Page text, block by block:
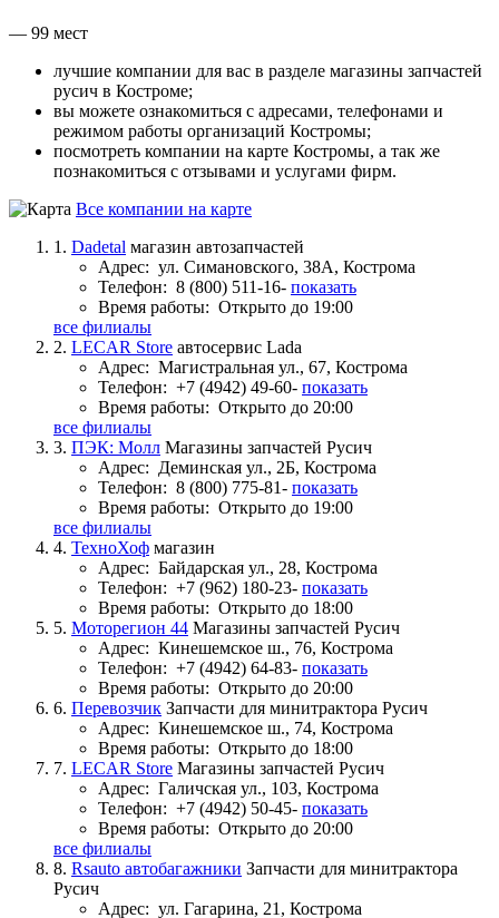
— 99 мест
лучшие компании для вас в разделе магазины запчастей
русич в Костроме;
вы можете ознакомиться с адресами, телефонами и
режимом работы организаций Костромы;
посмотреть компании на карте Костромы, а так же
познакомиться с отзывами и услугами фирм.
Все компании на карте
1. Dadetal магазин автозапчастей
Адрес: ул. Симановского, 38А, Кострома
Телефон: 8 (800) 511-16- показать
Время работы: Открыто до 19:00
все филиалы
2. LECAR Store автосервис Lada
Адрес: Магистральная ул., 67, Кострома
Телефон: +7 (4942) 49-60- показать
Время работы: Открыто до 20:00
все филиалы
3. ПЭК: Молл Магазины запчастей Русич
Адрес: Деминская ул., 2Б, Кострома
Телефон: 8 (800) 775-81- показать
Время работы: Открыто до 19:00
все филиалы
4. ТехноХоф магазин
Адрес: Байдарская ул., 28, Кострома
Телефон: +7 (962) 180-23- показать
Время работы: Открыто до 18:00
5. Моторегион 44 Магазины запчастей Русич
Адрес: Кинешемское ш., 76, Кострома
Телефон: +7 (4942) 64-83- показать
Время работы: Открыто до 20:00
6. Перевозчик Запчасти для минитрактора Русич
Адрес: Кинешемское ш., 74, Кострома
Время работы: Открыто до 18:00
7. LECAR Store Магазины запчастей Русич
Адрес: Галичская ул., 103, Кострома
Телефон: +7 (4942) 50-45- показать
Время работы: Открыто до 20:00
все филиалы
8. Rsauto автобагажники Запчасти для минитрактора
Русич
Адрес: ул. Гагарина, 21, Кострома